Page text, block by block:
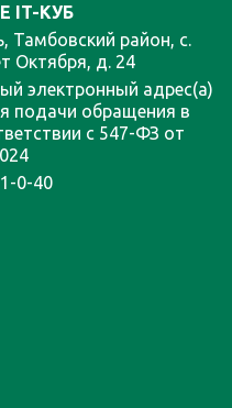
IT-КУБ
Тамбовский район, с.
Октября, д. 24
электронный адрес(а)
подачи обращения в
с 547-ФЗ от
0-40